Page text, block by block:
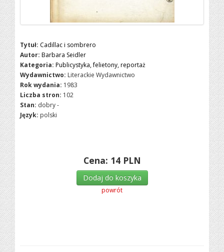
Tytuł: Cadillac i sombrero
Autor: Barbara Seidler
Kategoria: Publicystyka, felietony, reportaż
Wydawnictwo: Literackie Wydawnictwo
Rok wydania: 1983
Liczba stron: 102
Stan: dobry -
Język: polski
Cena: 14 PLN
Dodaj do koszyka
powrót